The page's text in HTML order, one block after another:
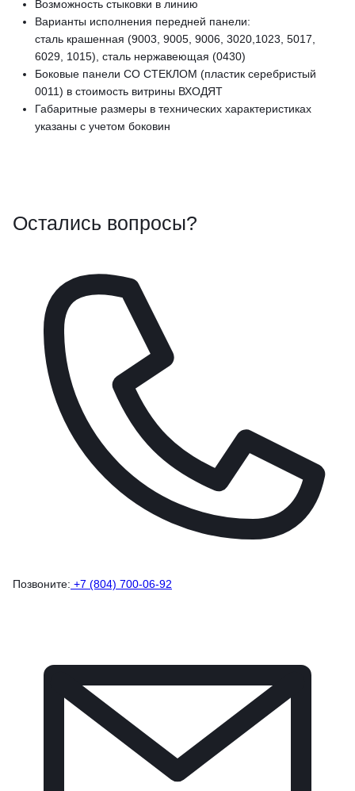
Возможность стыковки в линию
Варианты исполнения передней панели:
сталь крашенная (9003, 9005, 9006, 3020,1023, 5017,
6029, 1015), сталь нержавеющая (0430)
Боковые панели СО СТЕКЛОМ (пластик серебристый
0011) в стоимость витрины ВХОДЯТ
Габаритные размеры в технических характеристиках
указаны с учетом боковин
Остались вопросы?
Позвоните: +7 (804) 700-06-92